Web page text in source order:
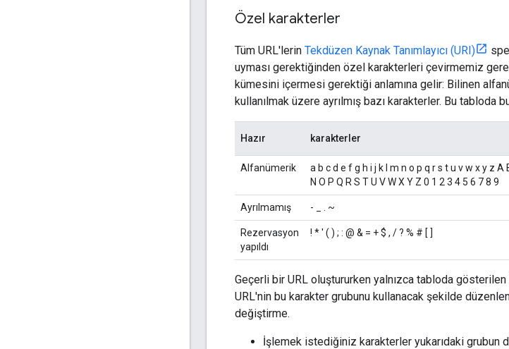
Özel karakterler
Tüm URL'lerin Tekdüzen Kaynak Tanımlayıcı (URI)
uyması gerektiğinden özel karakterleri çevirmemiz
kümesini içermesi gerektiği anlamına gelir: Bilinen
kullanılmak üzere ayrılmış bazı karakterler. Bu tabloda
Hazır karakterler
Alfanümerik
a b c d e f g h i j k l m n o p q r s t u v w x y z A
N O P Q R S T U V W X Y Z 0 1 2 3 4 5 6 7 8 9
Ayrılmamış - _ . ~
Rezervasyon
yapıldı
! * ' ( ) ; : @ & = + $ , / ? % # [ ]
Geçerli bir URL oluştururken yalnızca tabloda
URL'nin bu karakter grubunu kullanacak şekilde
değiştirme.
İşlemek istediğiniz karakterler yukarıdaki grubun